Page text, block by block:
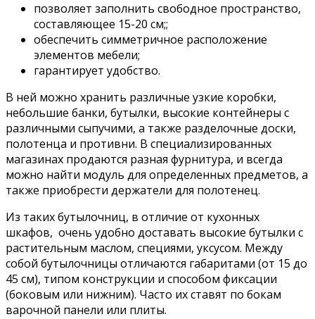
позволяет заполнить свободное пространство,
составляющее 15-20 см;;
обеспечить симметричное расположение
элементов мебели;
гарантирует удобство.
В ней можно хранить различные узкие коробки,
небольшие банки, бутылки, высокие контейнеры с
различными сыпучими, а также разделочные доски,
полотенца и противни. В специализированных
магазинах продаются разная фурнитура, и всегда
можно найти модуль для определенных предметов, а
также приобрести держатели для полотенец.
Из таких бутылочниц, в отличие от кухонных
шкафов, очень удобно доставать высокие бутылки с
растительным маслом, специями, уксусом. Между
собой бутылочницы отличаются габаритами (от 15 до
45 см), типом конструкции и способом фиксации
(боковым или нижним). Часто их ставят по бокам
варочной панели или плиты.